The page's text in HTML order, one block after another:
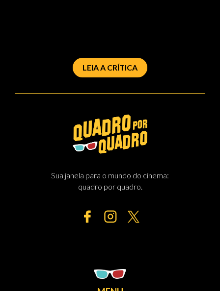
LEIA A CRÍTICA
Sua janela para o mundo do cinema:
quadro por quadro.